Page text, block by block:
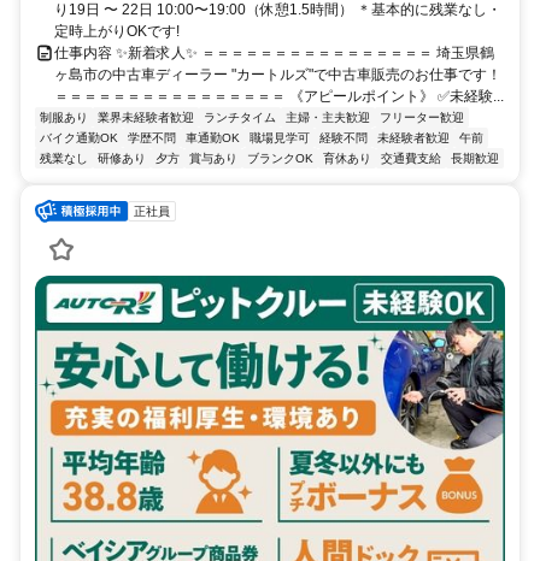
り19日 〜 22日 10:00〜19:00（休憩1.5時間） ＊基本的に残業なし・
定時上がりOKです!
仕事内容 ✨新着求人✨ ＝＝＝＝＝＝＝＝＝＝＝＝＝＝＝＝ 埼玉県鶴
ヶ島市の中古車ディーラー "カートルズ"で中古車販売のお仕事です！
＝＝＝＝＝＝＝＝＝＝＝＝＝＝＝＝ 《アピールポイント》 ✅未経験...
制服あり 業界未経験者歓迎 ランチタイム 主婦・主夫歓迎
フリーター歓迎
バイク通勤OK
学歴不問 車通勤OK 職場見学可 経験不問 未経験者歓迎
午前
残業なし
研修あり 夕方 賞与あり ブランクOK 育休あり 交通費支給 長期歓迎
正社員